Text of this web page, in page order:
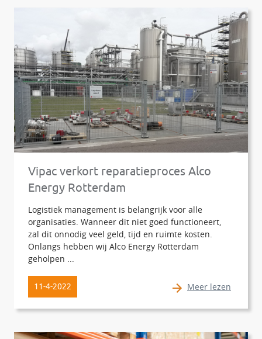
Vipac verkort reparatieproces Alco
Energy Rotterdam
Logistiek management is belangrijk voor alle
organisaties. Wanneer dit niet goed functioneert,
zal dit onnodig veel geld, tijd en ruimte kosten.
Onlangs hebben wij Alco Energy Rotterdam
geholpen ...
11-4-2022 Meer lezen